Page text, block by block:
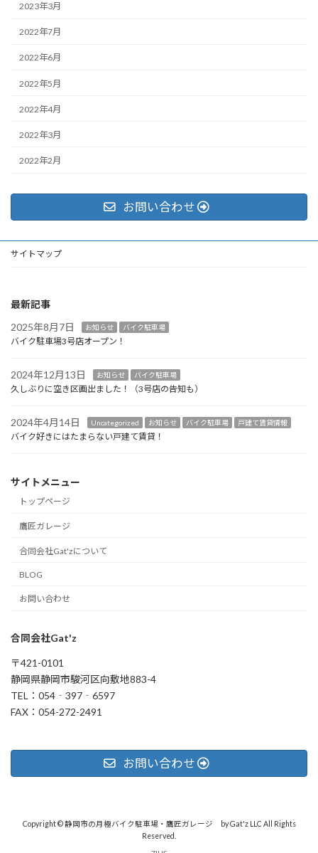
2023年3月
2022年7月
2022年6月
2022年5月
2022年4月
2022年3月
2022年2月
お問い合わせ
サイトマップ
最新記事
2025年8月7日
お知らせ バイク駐車場
バイク駐車場3号店オープン！
2024年12月13日 お知らせ バイク駐車場
久しぶりに空き区画出ました！（3号店の告知も）
2024年4月14日 Uncategorized お知らせ バイク駐車場 戸建て賃貸情報
バイク好きにはたまらない戸建て賃貸！
サイトメニュー
トップページ
鷹匠ガレージ
合同会社Gat'zについて
BLOG
お問い合わせ
合同会社Gat'z
〒421-0101
静岡県静岡市駿河区向敷地883-4
TEL：054‐397‐6597
FAX：054-272-2491
お問い合わせ
Copyright © 静岡市の月極バイク駐車場・鷹匠ガレージ by Gat'z LLC All Rights
Reserved.